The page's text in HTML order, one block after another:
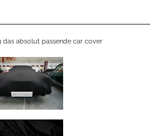
das absolut passende car cover